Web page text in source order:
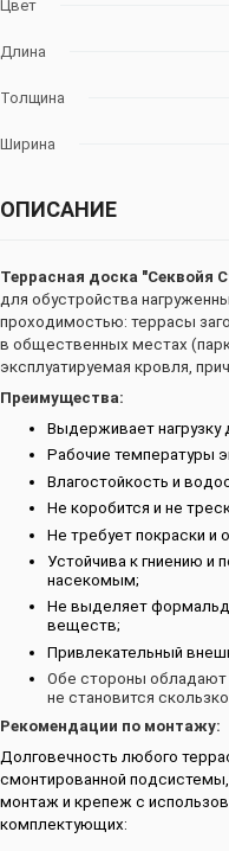
Цвет
Длина
Толщина
Ширина
ОПИСАНИЕ
Террасная доска "Секвойя
для обустройства
проходимостью: террасы
в общественных местах
эксплуатируемая кровля,
Преимущества:
Выдерживает нагрузку
Рабочие температуры
Влагостойкость и
Не коробится и не
Не требует покраски и
Устойчива к гниению и
насекомым;
Не выделяет
веществ;
Привлекательный
Обе стороны
не становится
Рекомендации по монтажу:
Долговечность любого
смонтированной
монтаж и крепеж с
комплектующих: